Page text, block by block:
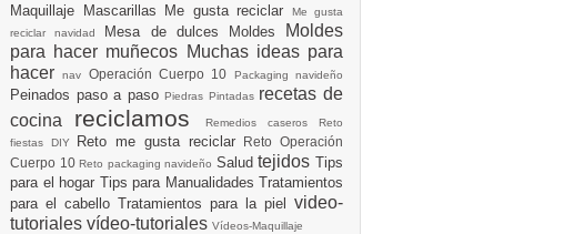
Maquillaje Mascarillas Me gusta reciclar
Me gusta
reciclar navidad Mesa de dulces Moldes
Moldes
para hacer muñecos Muchas ideas para
hacernav Operación Cuerpo 10 Packaging navideño
Peinados paso a pasoPiedras Pintadas recetas de
cocina reciclamos Remedios caseros Reto
fiestas DIY Reto me gusta reciclar
Reto Operación
Cuerpo 10Reto packaging navideño SaludtejidosTips
para el hogar Tips para Manualidades Tratamientos
para el cabello Tratamientos para la piel video-
tutoriales vídeo-tutoriales Vídeos-Maquillaje